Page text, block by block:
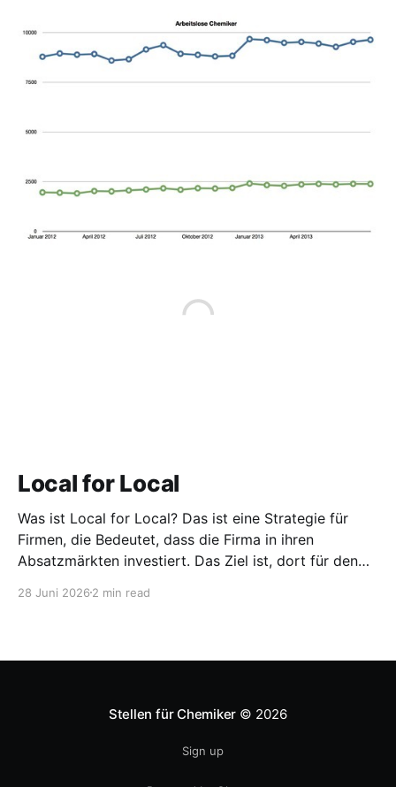
Local for Local
Was ist Local for Local? Das ist eine Strategie für
Firmen, die Bedeutet, dass die Firma in ihren
Absatzmärkten investiert. Das Ziel ist, dort für den
entwickeln. Diese Strategie ist von Toyota bekannt,
28 Juni 2026 2 min read
Stellen für Chemiker © 2026
Sign up